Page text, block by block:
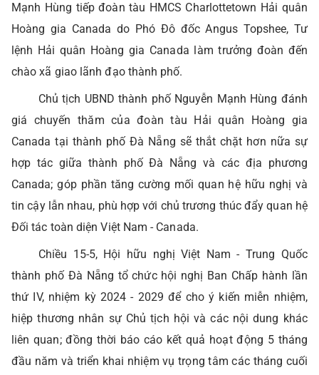
Mạnh Hùng tiếp đoàn tàu HMCS Charlottetown Hải quân
Hoàng gia Canada do Phó Đô đốc Angus Topshee, Tư
lệnh Hải quân Hoàng gia Canada làm trưởng đoàn đến
chào xã giao lãnh đạo thành phố.
Chủ tịch UBND thành phố Nguyễn Mạnh Hùng đánh
giá chuyến thăm của đoàn tàu Hải quân Hoàng gia
Canada tại thành phố Đà Nẵng sẽ thắt chặt hơn nữa sự
hợp tác giữa thành phố Đà Nẵng và các địa phương
Canada; góp phần tăng cường mối quan hệ hữu nghị và
tin cậy lẫn nhau, phù hợp với chủ trương thúc đẩy quan hệ
Đối tác toàn diện Việt Nam - Canada.
Chiều 15-5, Hội hữu nghị Việt Nam - Trung Quốc
thành phố Đà Nẵng tổ chức hội nghị Ban Chấp hành lần
thứ IV, nhiệm kỳ 2024 - 2029 để cho ý kiến miễn nhiệm,
hiệp thương nhân sự Chủ tịch hội và các nội dung khác
liên quan; đồng thời báo cáo kết quả hoạt động 5 tháng
đầu năm và triển khai nhiệm vụ trọng tâm các tháng cuối